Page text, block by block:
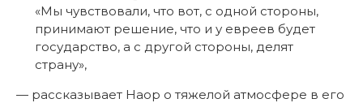
«Мы чувствовали, что вот, с одной стороны,
принимают решение, что и у евреев будет
государство, а с другой стороны, делят
страну»,
— рассказывает Наор о тяжелой атмосфере в его